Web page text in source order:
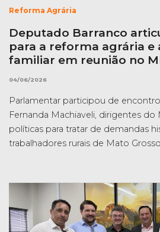
Reforma Agrária
Deputado Barranco
para a reforma agrária e
familiar em reunião no
04/06/2026
Parlamentar participou de
Fernanda Machiaveli, dirigentes do
políticas para tratar de demandas
trabalhadores rurais de Mato Grosso